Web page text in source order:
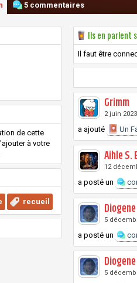
5 commentaires
de cette
à votre
recueil
Ils en parlent
Il faut être
Grimm
2 juin
a ajouté Un
Aihle S.
12
a posté un
Diogene
5
a posté un
Diogene
5